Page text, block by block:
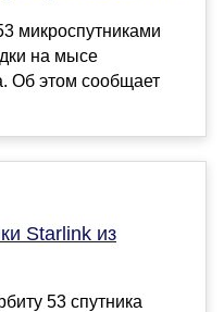
микроспутниками
на мысе
Об этом сообщает
Starlink из
53 спутника